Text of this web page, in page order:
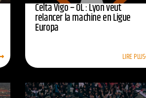
Celta Vigo – OL : Lyon veut
relancer la machine en Ligue
Europa
LIRE PLUS